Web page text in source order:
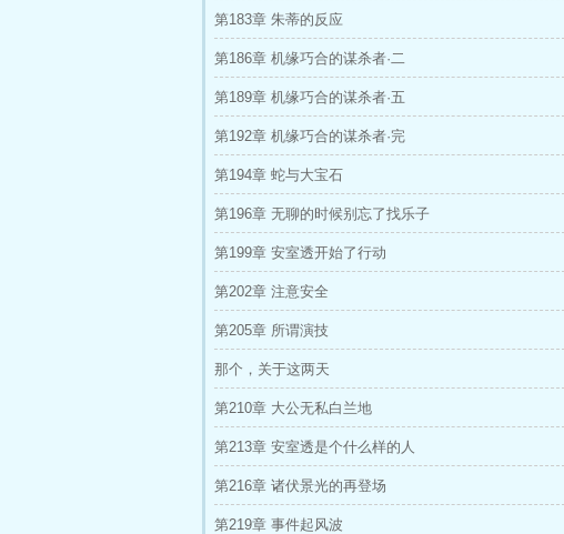
第183章 朱蒂的反应
第186章 机缘巧合的谋杀者·二
第189章 机缘巧合的谋杀者·五
第192章 机缘巧合的谋杀者·完
第194章 蛇与大宝石
第196章 无聊的时候别忘了找乐子
第199章 安室透开始了行动
第202章 注意安全
第205章 所谓演技
那个，关于这两天
第210章 大公无私白兰地
第213章 安室透是个什么样的人
第216章 诸伏景光的再登场
第219章 事件起风波